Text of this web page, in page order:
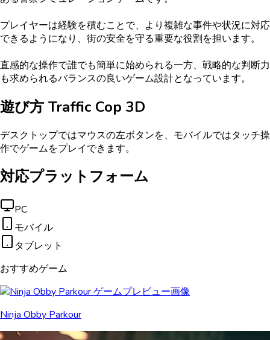
プレイヤーは経験を積むことで、より複雑な事件や状況に対応
できるようになり、街の安全を守る重要な役割を担います。
直感的な操作で誰でも簡単に始められる一方、戦略的な判断力
も求められるバランスの良いゲーム設計となっています。
遊び方 Traffic Cop 3D
デスクトップではマウスの左ボタンを、モバイルではタッチ操
作でゲームをプレイできます。
対応プラットフォーム
PC
モバイル
タブレット
おすすめゲーム
Ninja Obby Parkour